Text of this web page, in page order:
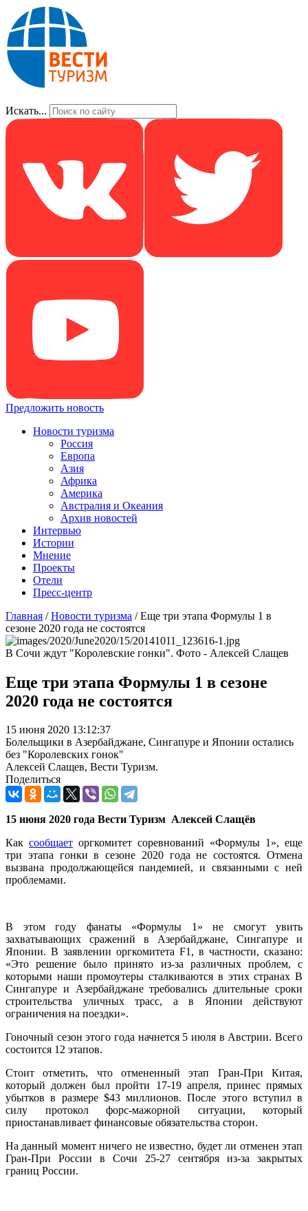
Искать...
Предложить новость
Новости туризма
Россия
Европа
Азия
Африка
Америка
Австралия и Океания
Архив новостей
Интервью
Истории
Мнение
Проекты
Отели
Пресс-центр
Главная /Новости туризма /Еще три этапа Формулы 1 в
сезоне 2020 года не состоятся
В Сочи ждут "Королевские гонки". Фото - Алексей Слащев
Еще три этапа Формулы 1 в сезоне
2020 года не состоятся
15 июня 2020 13:12:37
Болельщики в Азербайджане, Сингапуре и Японии остались
без "Королевских гонок"
Алексей Слащев, Вести Туризм.
Поделиться
15 июня 2020 года Вести Туризм Алексей Слащёв
Как сообщает оргкомитет соревнований «Формулы 1», еще
три этапа гонки в сезоне 2020 года не состоятся. Отмена
вызвана продолжающейся пандемией, и связанными с ней
проблемами.
В этом году фанаты «Формулы 1» не смогут увить
захватывающих сражений в Азербайджане, Сингапуре и
Японии. В заявлении оргкомитета F1, в частности, сказано:
«Это решение было принято из-за различных проблем, с
которыми наши промоутеры сталкиваются в этих странах В
Сингапуре и Азербайджане требовались длительные сроки
строительства уличных трасс, а в Японии действуют
ограничения на поездки».
Гоночный сезон этого года начнется 5 июля в Австрии. Всего
состоится 12 этапов.
Стоит отметить, что отмененный этап Гран-При Китая,
который должен был пройти 17-19 апреля, принес прямых
убытков в размере $43 миллионов. После этого вступил в
силу протокол форс-мажорной ситуации, который
приостанавливает финансовые обязательства сторон.
На данный момент ничего не известно, будет ли отменен этап
Гран-При России в Сочи 25-27 сентября из-за закрытых
границ России.